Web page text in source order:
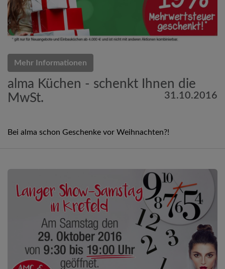
Mehr Informationen
alma Küchen - schenkt Ihnen die
MwSt.
31.10.2016
Bei alma schon Geschenke vor Weihnachten?!